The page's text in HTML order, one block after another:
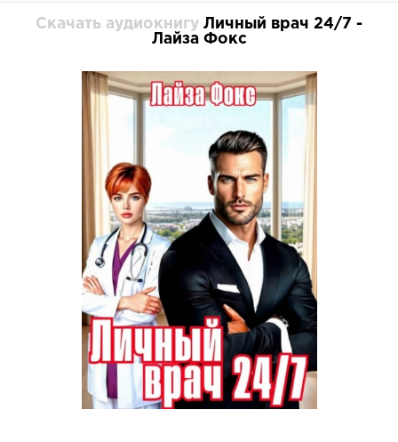
Скачать аудиокнигу Личный врач 24/7 -
Лайза Фокс